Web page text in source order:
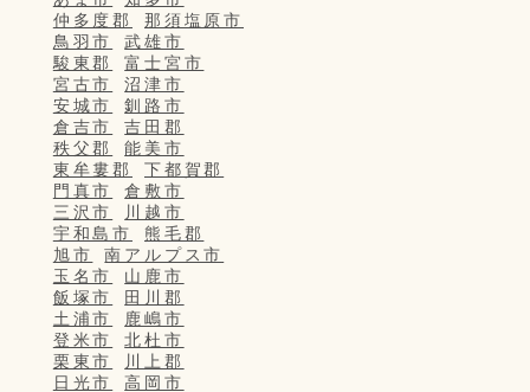
仲多度郡
那須塩原市
鳥羽市
武雄市
駿東郡
富士宮市
宮古市
沼津市
安城市
釧路市
倉吉市
吉田郡
秩父郡
能美市
東牟婁郡
下都賀郡
門真市
倉敷市
三沢市
川越市
宇和島市
熊毛郡
旭市
南アルプス市
玉名市
山鹿市
飯塚市
田川郡
土浦市
鹿嶋市
登米市
北杜市
栗東市
川上郡
日光市
高岡市